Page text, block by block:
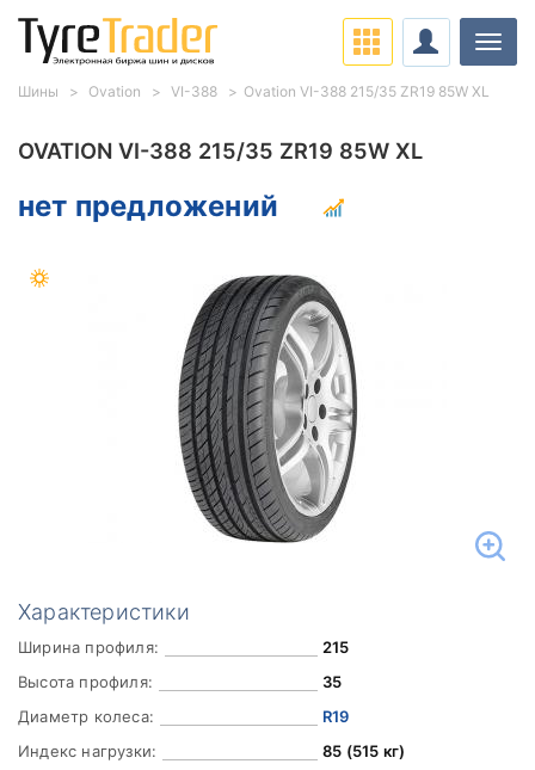
OVATION VI-388 215/35 ZR19 85W XL
нет предложений
Характеристики
Ширина профиля:
215
Высота профиля:
35
Диаметр колеса:
R19
Индекс нагрузки:
85 (515 кг)
Шины Ovation VI-388 Ovation VI-388 215/35 ZR19 85W XL